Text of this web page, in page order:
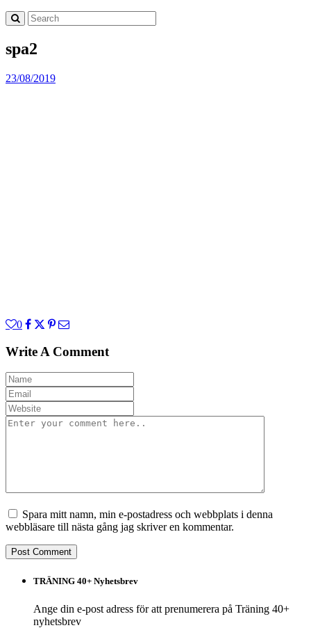
spa2
23/08/2019
0
Write A Comment
Spara mitt namn, min e-postadress och webbplats i denna
webbläsare till nästa gång jag skriver en kommentar.
TRÄNING 40+ Nyhetsbrev
Ange din e-post adress för att prenumerera på Träning 40+
nyhetsbrev